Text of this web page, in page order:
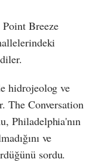
Breeze
hidrojeolog ve
The Conversation
Philadelphia'nın
ve
sordu.